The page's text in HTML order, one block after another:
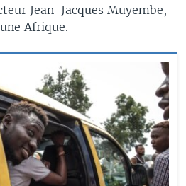
Jean-Jacques Muyembe,
Afrique.